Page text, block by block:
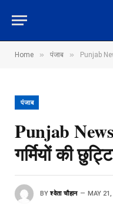
Home » पंजाब » Punjab
पंजाब
Punjab
गर्मियों की
BY श्वेता चौहान MAY